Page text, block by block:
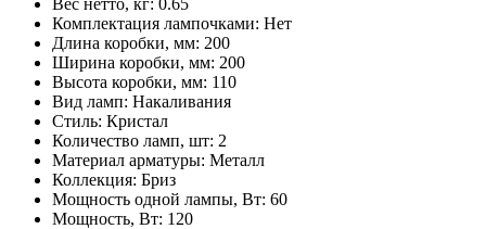
Комплектация лампочками: Нет
Длина коробки, мм: 200
Ширина коробки, мм: 200
Высота коробки, мм: 110
Вид ламп: Накаливания
Стиль: Кристал
Количество ламп, шт: 2
Материал арматуры: Металл
Коллекция: Бриз
Мощность одной лампы, Вт: 60
Мощность, Вт: 120